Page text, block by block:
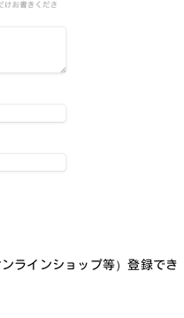
ラインショップ等）登録でき